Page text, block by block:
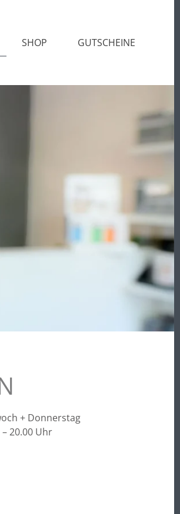
SHOP GUTSCHEINE
+ Donnerstag
– 20.00 Uhr